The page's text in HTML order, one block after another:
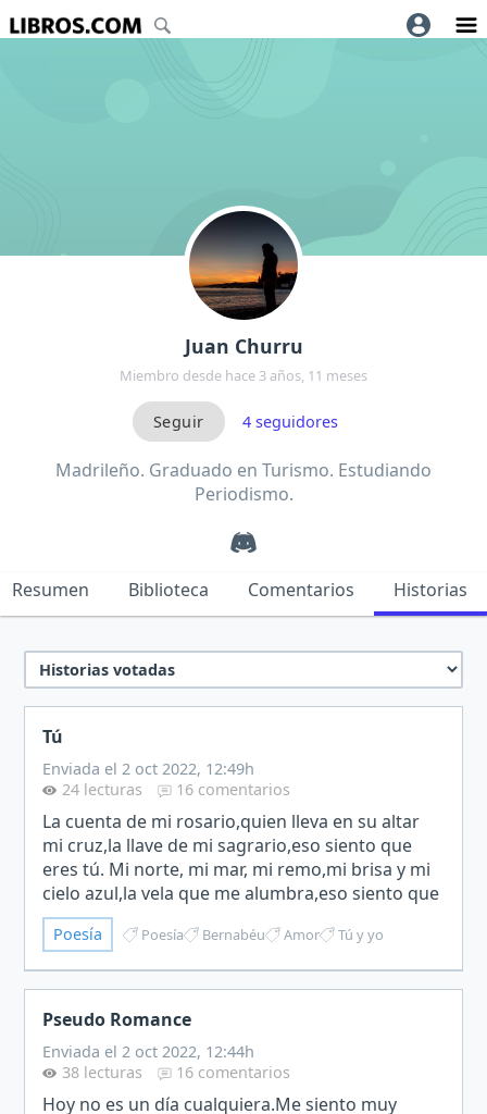
Juan Churru
Miembro desde hace 3 años, 11 meses
4seguidores
Madrileño. Graduado en Turismo. Estudiando
Periodismo.
Resumen Biblioteca Comentarios Historias
Tú
Enviada el 2 oct 2022, 12:49h
24 lecturas
16 comentarios
La cuenta de mi rosario,quien lleva en su altar
mi cruz,la llave de mi sagrario,eso siento que
eres tú. Mi norte, mi mar, mi remo,mi brisa y mi
cielo azul,la vela que me alumbra,eso siento que
eres tú. Mi otoño y mi primavera,mi noviembre
con…
Poesía Poesía Bernabéu Amor Tú y yo
Pseudo Romance
Enviada el 2 oct 2022, 12:44h
38 lecturas
16 comentarios
Hoy no es un día cualquiera.Me siento muy